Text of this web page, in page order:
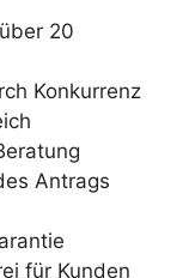
20
Konkurrenz
Antrags
für Kunden